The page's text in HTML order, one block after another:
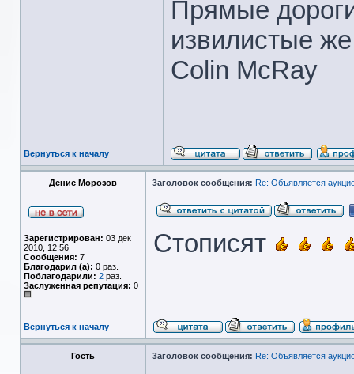
Прямые
извилистые
Colin McRay
Вернуться к началу
Денис Морозов Заголовок сообщения: Re: Объявляется
Зарегистрирован: 03 дек
2010, 12:56
Сообщения: 7
Благодарил (а): 0 раз.
Поблагодарили: 2 раз.
Заслуженная репутация: 0
Стописят
Вернуться к началу
Гость Заголовок сообщения: Re: Объявляется